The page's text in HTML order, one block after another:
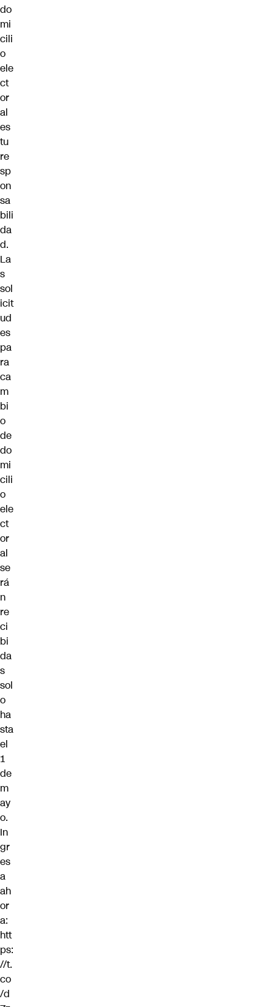
do
mi
cili
o
ele
ct
or
al
es
tu
re
sp
on
sa
bili
da
d.
La
s
sol
icit
ud
es
pa
ra
ca
m
bi
o
de
do
mi
cili
o
ele
ct
or
al
se
rá
n
re
ci
bi
da
s
sol
o
ha
sta
el
1
de
m
ay
o.
In
gr
es
a
ah
or
a:
htt
ps:
//t.
co
/d